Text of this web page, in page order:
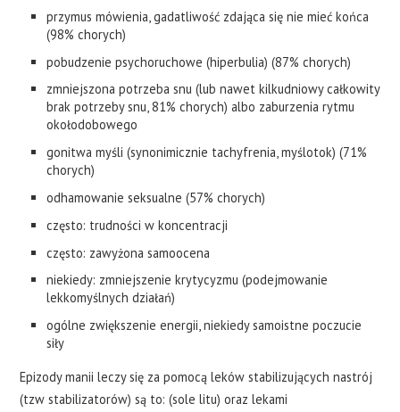
przymus mówienia, gadatliwość zdająca się nie mieć końca
(98% chorych)
pobudzenie psychoruchowe (hiperbulia) (87% chorych)
zmniejszona potrzeba snu (lub nawet kilkudniowy całkowity
brak potrzeby snu, 81% chorych) albo zaburzenia rytmu
okołodobowego
gonitwa myśli (synonimicznie tachyfrenia, myślotok) (71%
chorych)
odhamowanie seksualne (57% chorych)
często: trudności w koncentracji
często: zawyżona samoocena
niekiedy: zmniejszenie krytycyzmu (podejmowanie
lekkomyślnych działań)
ogólne zwiększenie energii, niekiedy samoistne poczucie
siły
Epizody manii leczy się za pomocą leków stabilizujących nastrój
(tzw stabilizatorów) są to: (sole litu) oraz lekami